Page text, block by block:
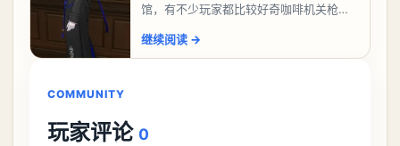
馆，有不少玩家都比较好奇咖啡机关枪应
机关枪攻略。异环咖啡机关枪怎么过一、
继续阅读 →
COMMUNITY
玩家评论 0